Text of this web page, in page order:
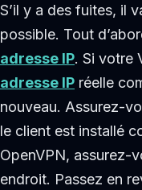
S’il y a des fuites, il
possible. Tout
adresse IP. Si votre
adresse IP réelle
nouveau. Assurez-
le client est installé
OpenVPN, assurez-
endroit. Passez en